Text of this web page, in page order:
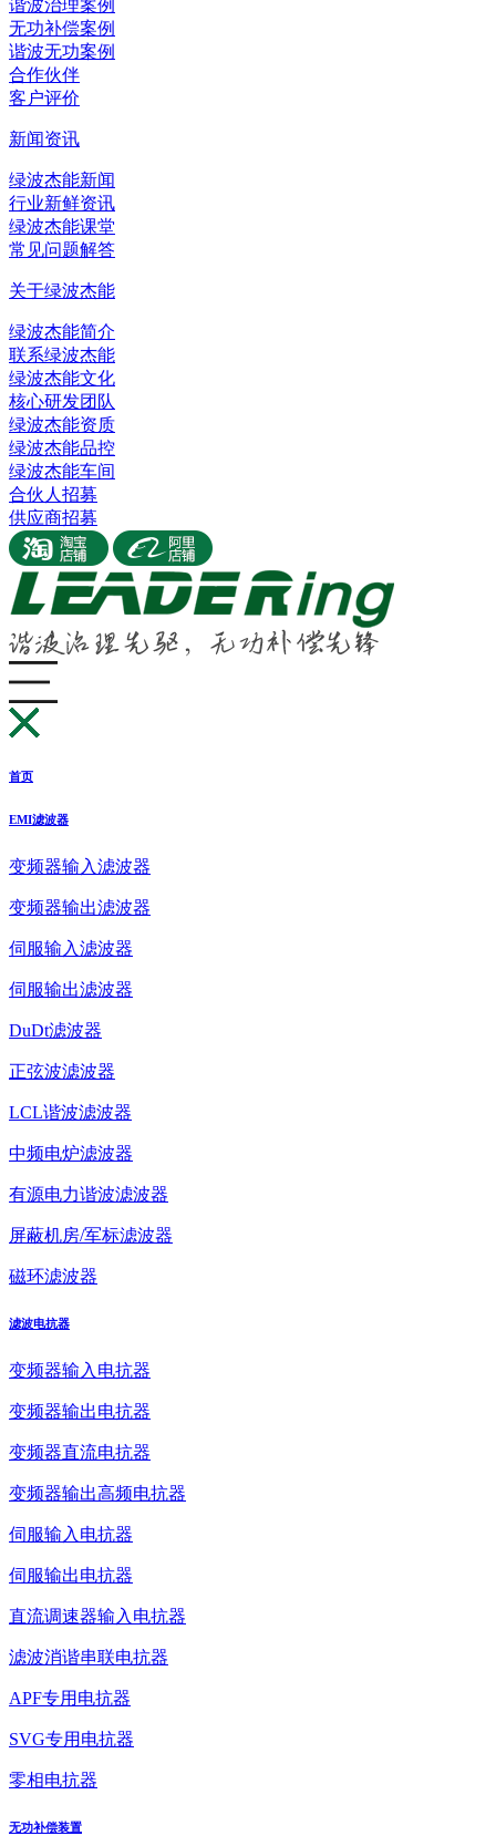
谐波治理案例
无功补偿案例
谐波无功案例
合作伙伴
客户评价
新闻资讯
绿波杰能新闻
行业新鲜资讯
绿波杰能课堂
常见问题解答
关于绿波杰能
绿波杰能简介
联系绿波杰能
绿波杰能文化
核心研发团队
绿波杰能资质
绿波杰能品控
绿波杰能车间
合伙人招募
供应商招募
首页
EMI滤波器
变频器输入滤波器
变频器输出滤波器
伺服输入滤波器
伺服输出滤波器
DuDt滤波器
正弦波滤波器
LCL谐波滤波器
中频电炉滤波器
有源电力谐波滤波器
屏蔽机房/军标滤波器
磁环滤波器
滤波电抗器
变频器输入电抗器
变频器输出电抗器
变频器直流电抗器
变频器输出高频电抗器
伺服输入电抗器
伺服输出电抗器
直流调速器输入电抗器
滤波消谐串联电抗器
APF专用电抗器
SVG专用电抗器
零相电抗器
无功补偿装置